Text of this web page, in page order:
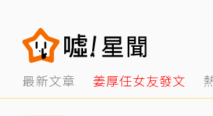
最新文章 姜厚任女友發文